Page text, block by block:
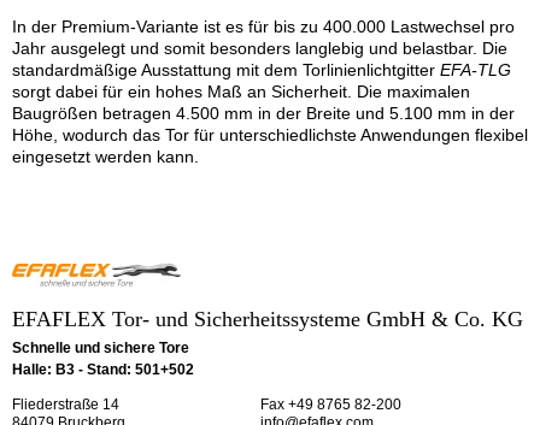
In der Premium-Variante ist es für bis zu 400.000 Lastwechsel pro
Jahr ausgelegt und somit besonders langlebig und belastbar. Die
standardmäßige Ausstattung mit dem Torlinienlichtgitter EFA-TLG
sorgt dabei für ein hohes Maß an Sicherheit. Die maximalen
Baugrößen betragen 4.500 mm in der Breite und 5.100 mm in der
Höhe, wodurch das Tor für unterschiedlichste Anwendungen flexibel
eingesetzt werden kann.
EFAFLEX Tor- und Sicherheitssysteme GmbH & Co. KG
Schnelle und sichere Tore
Halle: B3 - Stand: 501+502
Fliederstraße 14
Fax +49 8765 82-200